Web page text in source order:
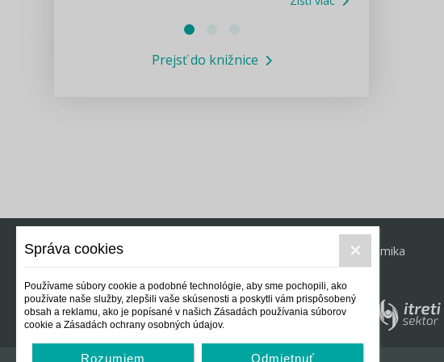
Informácie COVID19
Prejsť do knižnice
Ekonomika
Správa cookies
Používame súbory cookie a podobné technológie, aby sme pochopili, ako
používate naše služby, zlepšili vaše skúsenosti a poskytli vám prispôsobený
obsah a reklamu, ako je popísané v našich Zásadách používania súborov
cookie a Zásadách ochrany osobných údajov.
Rozumiem Odmietnuť